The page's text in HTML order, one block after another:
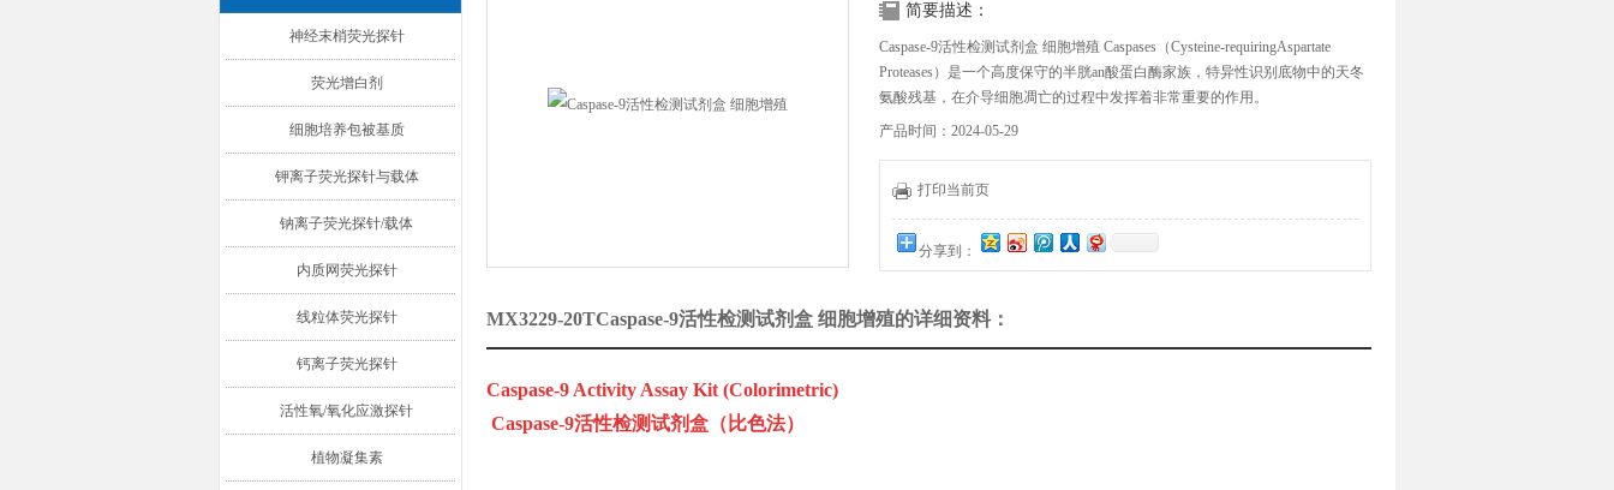
神经末梢荧光探针
荧光增白剂
细胞培养包被基质
钾离子荧光探针与载体
钠离子荧光探针/载体
内质网荧光探针
线粒体荧光探针
钙离子荧光探针
活性氧/氧化应激探针
植物凝集素
简要描述：
Caspase-9活性检测试剂盒 细胞增殖 Caspases（Cysteine-requiringAspartate
Proteases）是一个高度保守的半胱an酸蛋白酶家族，特异性识别底物中的天冬
氨酸残基，在介导细胞凋亡的过程中发挥着非常重要的作用。
产品时间：2024-05-29
打印当前页
分享到：
MX3229-20TCaspase-9活性检测试剂盒 细胞增殖的详细资料：
Caspase-9 Activity Assay Kit (Colorimetric)
Caspase-9活性检测试剂盒（比色法）